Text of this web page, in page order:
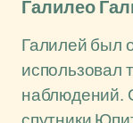
Галилео
Галилей был
использовал
наблюдений.